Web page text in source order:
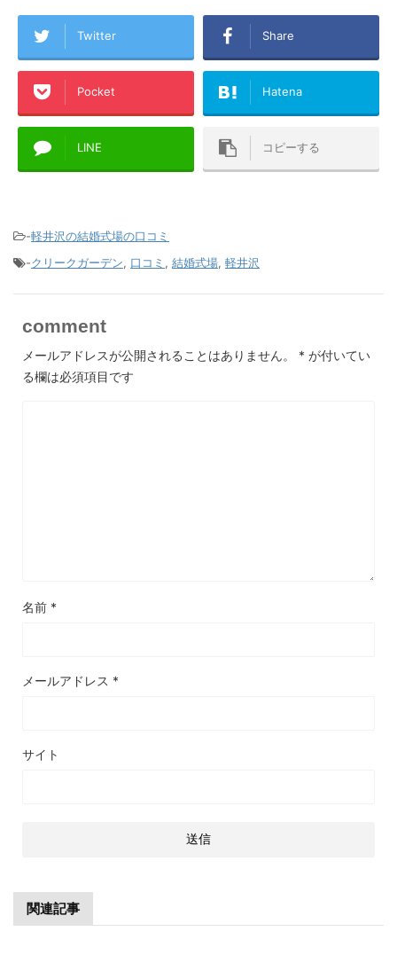
Twitter Share
Pocket Hatena
LINE コピーする
-軽井沢の結婚式場の口コミ
-クリークガーデン, 口コミ , 結婚式場, 軽井沢
comment
メールアドレスが公開されることはありません。 * が付いてい
る欄は必須項目です
名前 *
メールアドレス *
サイト
関連記事